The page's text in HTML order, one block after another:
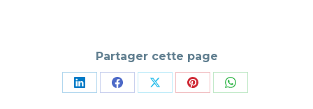
Partager cette page
PartagerPartagerPartagerPartagerPartager